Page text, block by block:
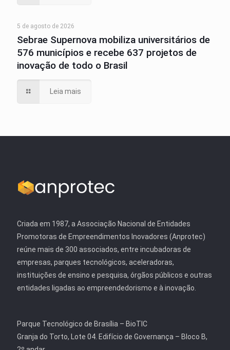
5 de agosto de 2026
Sebrae Supernova mobiliza universitários de
576 municípios e recebe 637 projetos de
inovação de todo o Brasil
Leia mais
Criada em 1987, a Associação Nacional de Entidades
Promotoras de Empreendimentos Inovadores (Anprotec)
reúne mais de 300 associados, entre incubadoras de
empresas, parques tecnológicos, aceleradoras,
instituições de ensino e pesquisa, órgãos públicos e outras
entidades ligadas ao empreendedorismo e à inovação.
Parque Tecnológico de Brasília – BioTIC
Granja do Torto, Lote 04. Edifício de Governança – Bloco B,